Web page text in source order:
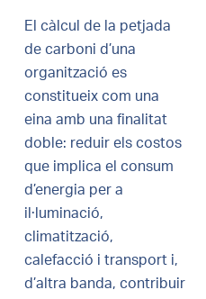
El càlcul de la petjada
de carboni d’una
organització es
constitueix com una
eina amb una finalitat
doble: reduir els costos
que implica el consum
d’energia per a
il·luminació,
climatització,
calefacció i transport i,
d’altra banda, contribuir